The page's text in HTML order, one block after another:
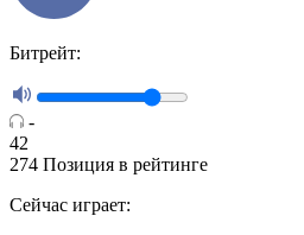
Битрейт:
-
42
274 Позиция в рейтинге
Сейчас играет: